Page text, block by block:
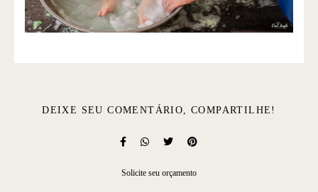
DEIXE SEU COMENTÁRIO, COMPARTILHE!
Solicite seu orçamento